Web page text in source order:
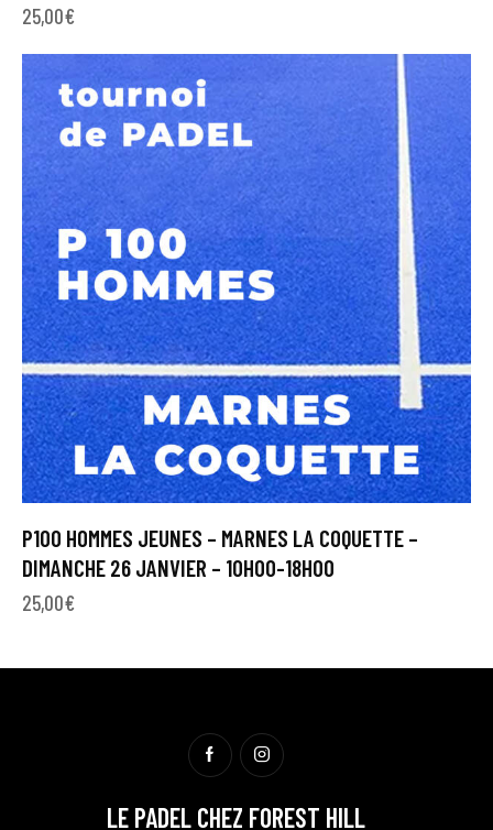
25,00€
P100 HOMMES JEUNES – MARNES LA COQUETTE –
DIMANCHE 26 JANVIER – 10H00-18H00
25,00€
LE PADEL CHEZ FOREST HILL